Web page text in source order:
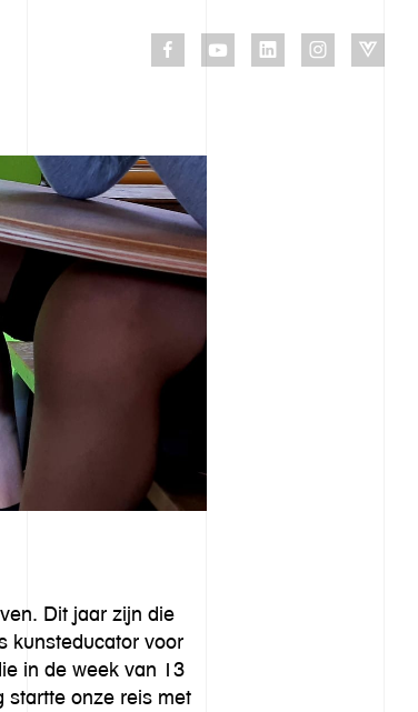
Dit jaar zijn die
kunsteducator voor
in de week van 13
startte onze reis met